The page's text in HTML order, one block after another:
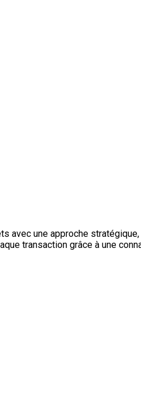
une approche
transaction grâce à une